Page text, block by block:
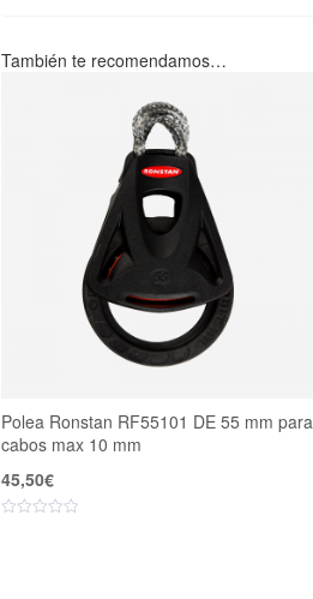
También te recomendamos…
Polea Ronstan RF55101 DE 55 mm para
cabos max 10 mm
45,50€